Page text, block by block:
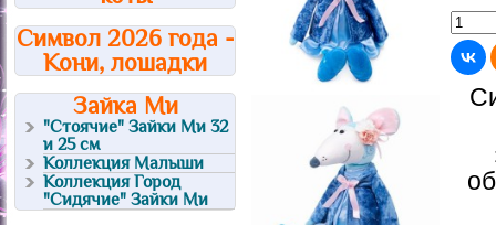
Символ 2026 года -
Кони, лошадки
Зайка Ми
"Стоячие" Зайки Ми 32
и 25 см
Коллекция Малыши
Коллекция Город
"Сидячие" Зайки Ми